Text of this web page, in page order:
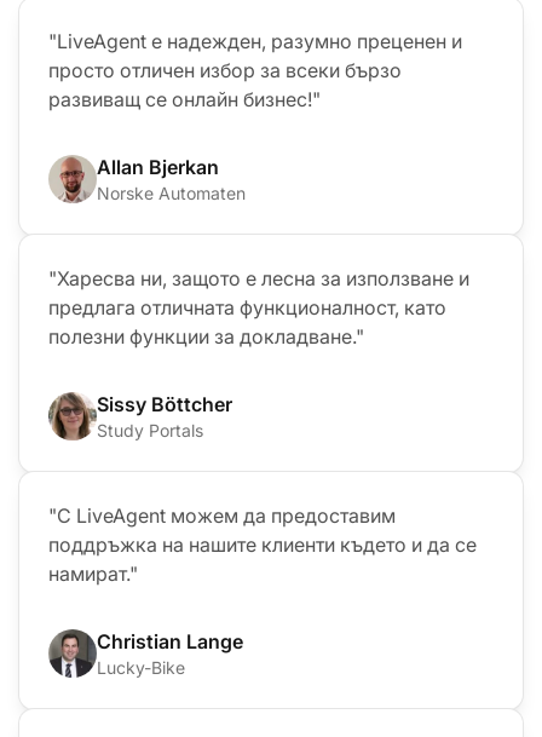
"LiveAgent е надежден, разумно преценен и
просто отличен избор за всеки бързо
развиващ се онлайн бизнес!"
Allan Bjerkan
Norske Automaten
"Харесва ни, защото е лесна за използване и
предлага отличната функционалност, като
полезни функции за докладване."
Sissy Böttcher
Study Portals
"С LiveAgent можем да предоставим
поддръжка на нашите клиенти където и да се
намират."
Christian Lange
Lucky-Bike